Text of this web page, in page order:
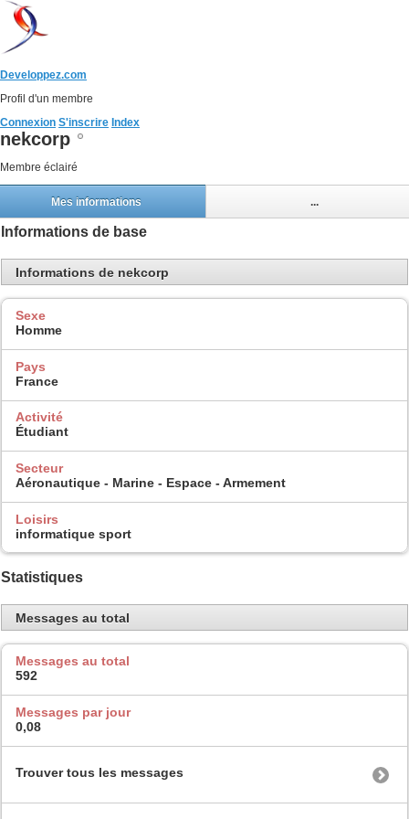
Developpez.com
Profil d'un membre
Connexion S'inscrire Index
nekcorp
Membre éclairé
Mes informations ...
Informations de base
Informations de nekcorp
Sexe
Homme
Pays
France
Activité
Étudiant
Secteur
Aéronautique - Marine - Espace - Armement
Loisirs
informatique sport
Statistiques
Messages au total
Messages au total
592
Messages par jour
0,08
Trouver tous les messages